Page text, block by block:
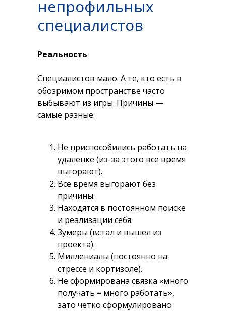
непрофильных
специалистов
Реальность
Специалистов мало. А те, кто есть в
обозримом пространстве часто
выбывают из игры. Причины —
самые разные.
Не приспособились работать на
удаленке (из-за этого все время
выгорают).
Все время выгорают без
причины.
Находятся в постоянном поиске
и реализации себя.
Зумеры (встал и вышел из
проекта).
Миллениалы (постоянно на
стрессе и кортизоле).
Не сформирована связка «много
получать = много работать»,
зато четко сформулировано